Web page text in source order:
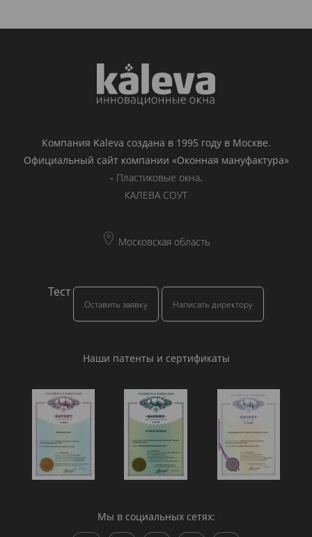
Компания Kaleva создана в 1995 году в Москве.
Официальный сайт компании «Оконная мануфактура»
- Пластиковые окна.
КАЛЕВА СОУТ
Московская область
Тест
Оставить заявку Написать директору
Наши патенты и сертификаты
Мы в социальных сетях: